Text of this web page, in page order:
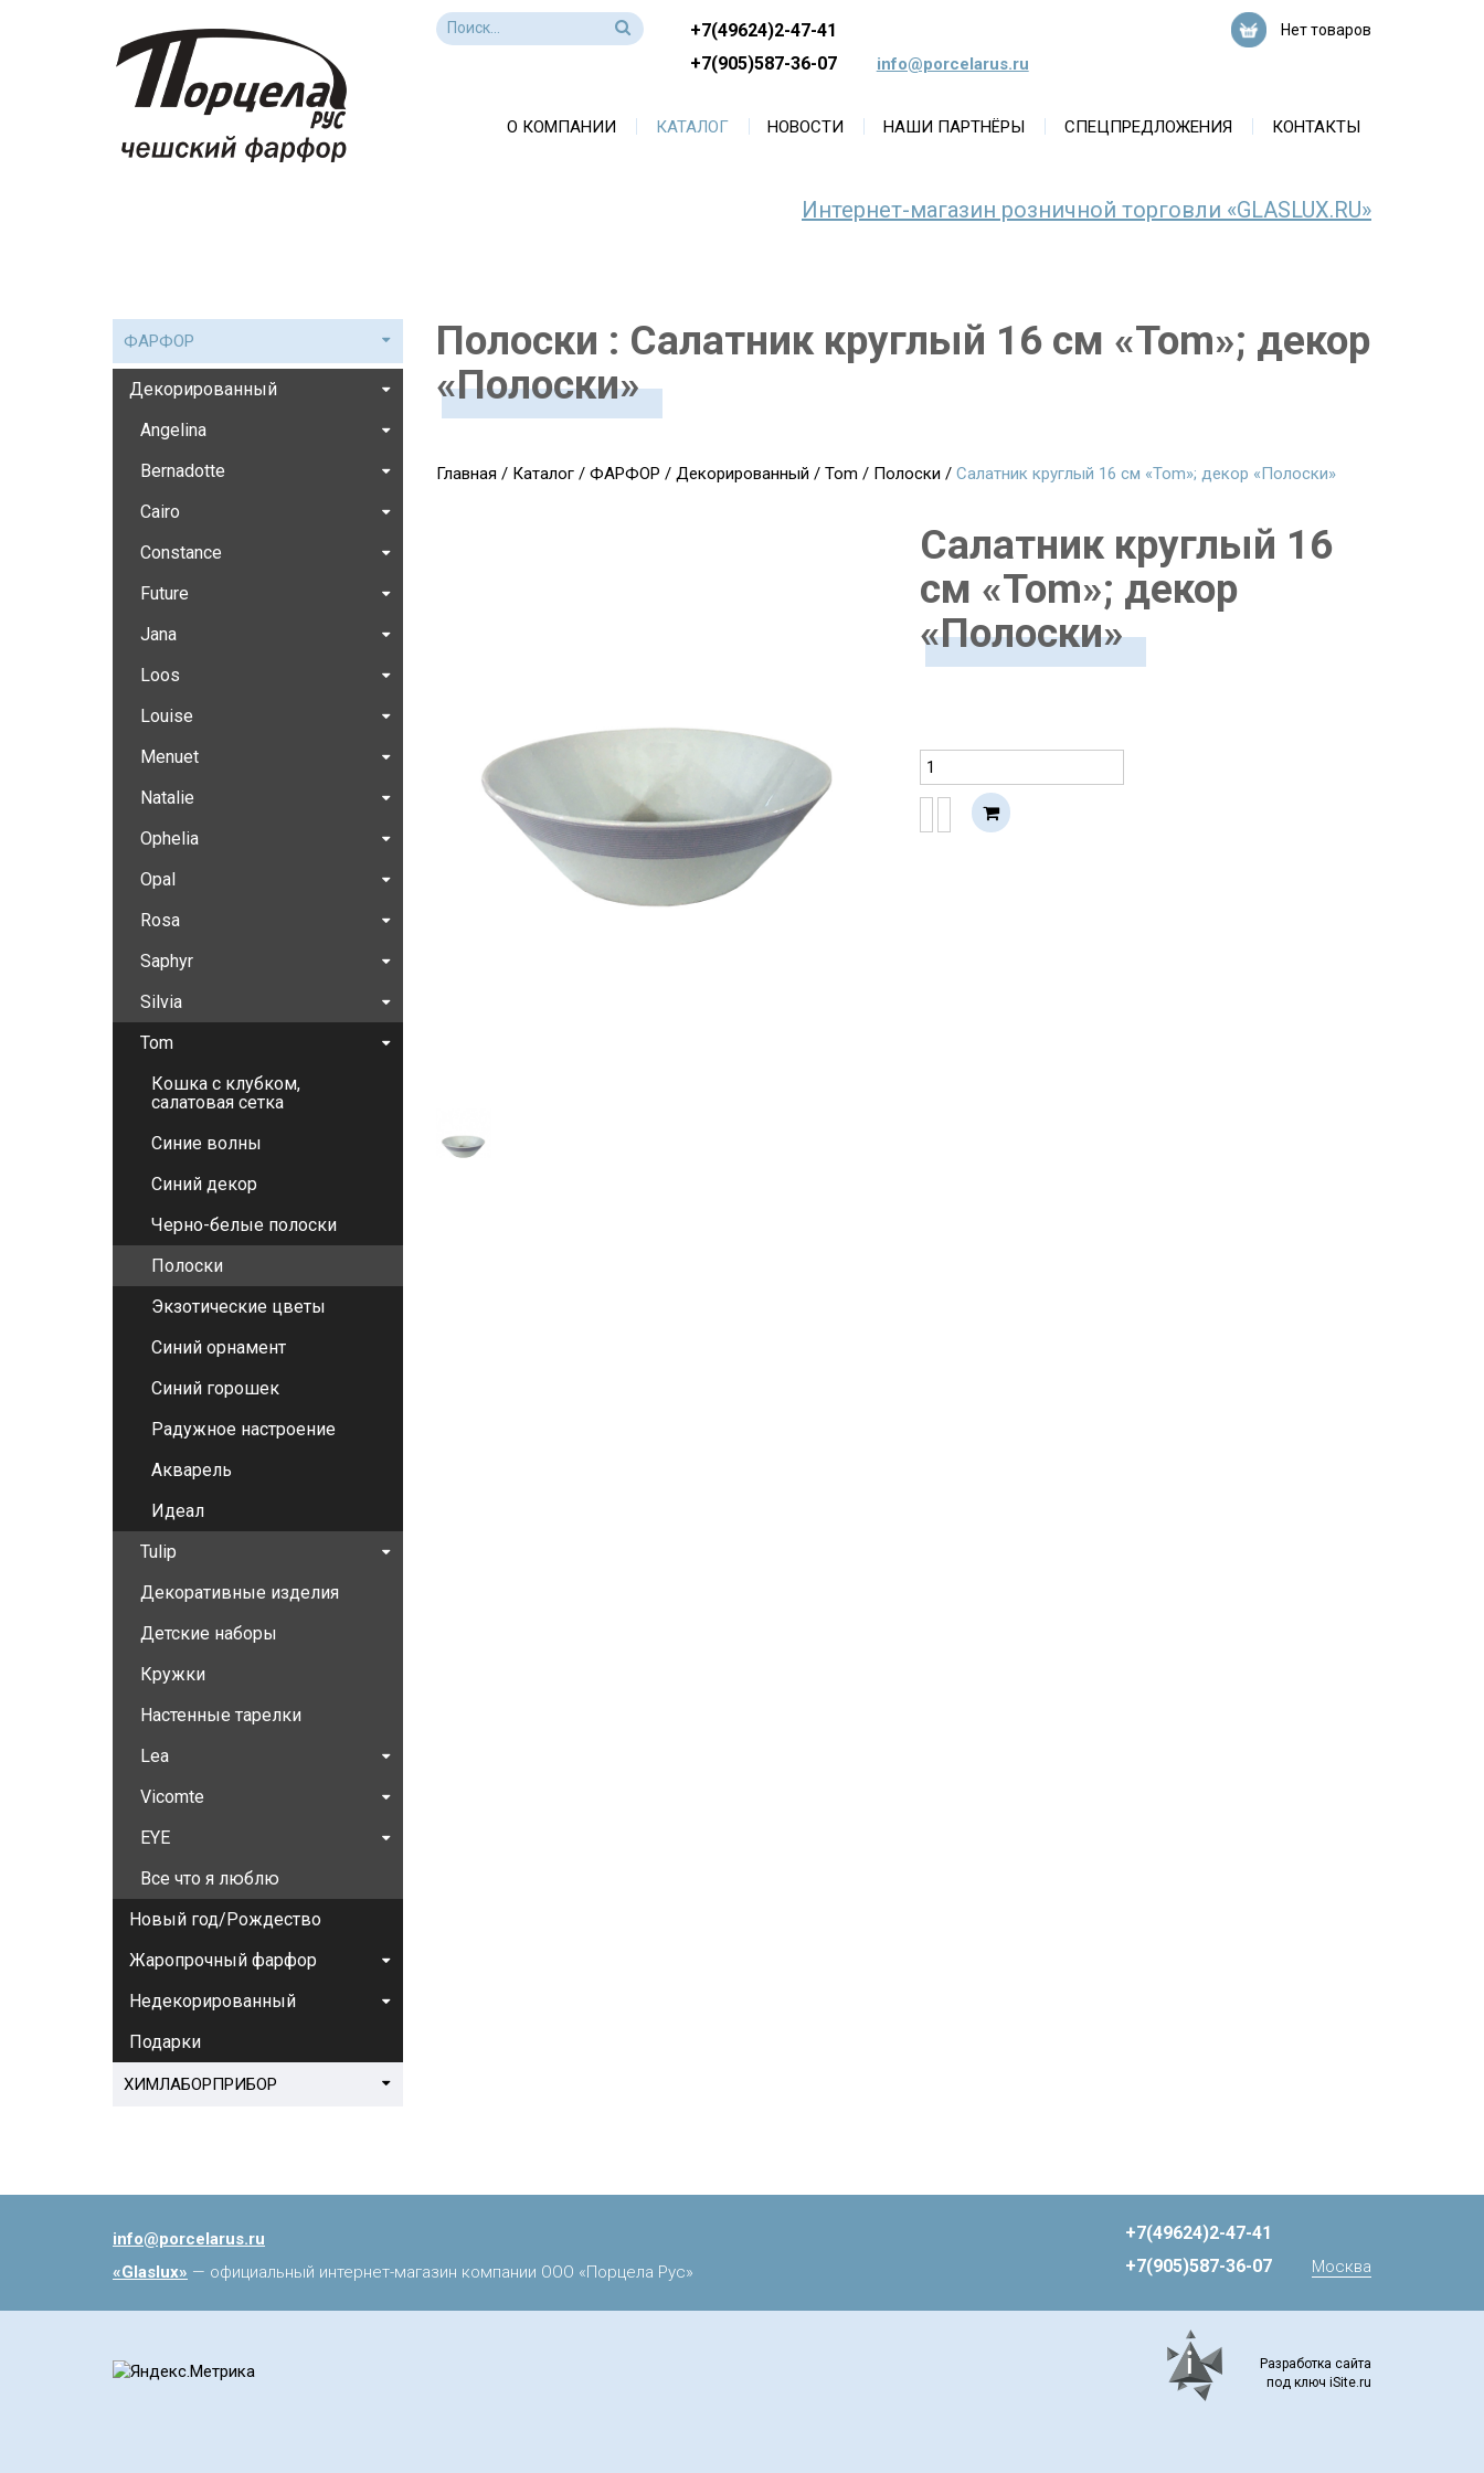
+7(49624)2-47-41
+7(905)587-36-07
info@porcelarus.ru
Нет товаров
О КОМПАНИИ КАТАЛОГ НОВОСТИ НАШИ ПАРТНЁРЫ СПЕЦПРЕДЛОЖЕНИЯ КОНТАКТЫ
Интернет-магазин розничной торговли «GLASLUX.RU»
Полоски : Салатник круглый 16 см «Tom»; декор
«Полоски»
Главная / Каталог/ ФАРФОР / Декорированный / Tom / Полоски / Салатник круглый 16 см «Tom»; декор «Полоски»
Салатник круглый 16
см «Tom»; декор
«Полоски»
ФАРФОР
Декорированный
Angelina
Bernadotte
Cairo
Constance
Future
Jana
Loos
Louise
Menuet
Natalie
Ophelia
Opal
Rosa
Saphyr
Silvia
Tom
Кошка с клубком,
салатовая сетка
Синие волны
Синий декор
Черно-белые полоски
Полоски
Экзотические цветы
Синий орнамент
Синий горошек
Радужное настроение
Акварель
Идеал
Tulip
Декоративные изделия
Детские наборы
Кружки
Настенные тарелки
Lea
Vicomte
EYE
Все что я люблю
Новый год/Рождество
Жаропрочный фарфор
Недекорированный
Подарки
ХИМЛАБОРПРИБОР
info@porcelarus.ru
«Glaslux» — официальный интернет-магазин компании ООО «Порцела Рус»
+7(49624)2-47-41
+7(905)587-36-07
Москва
Разработка сайта
под ключ iSite.ru